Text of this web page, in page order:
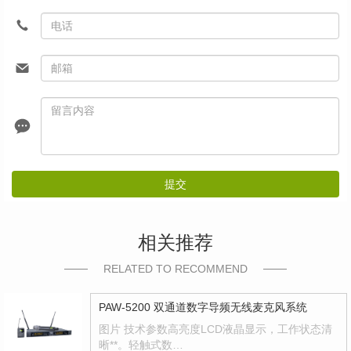
提交
相关推荐
RELATED TO RECOMMEND
PAW-5200 双通道数字导频无线麦克风系统
图片 技术参数高亮度LCD液晶显示，工作状态清
晰**。轻触式数…